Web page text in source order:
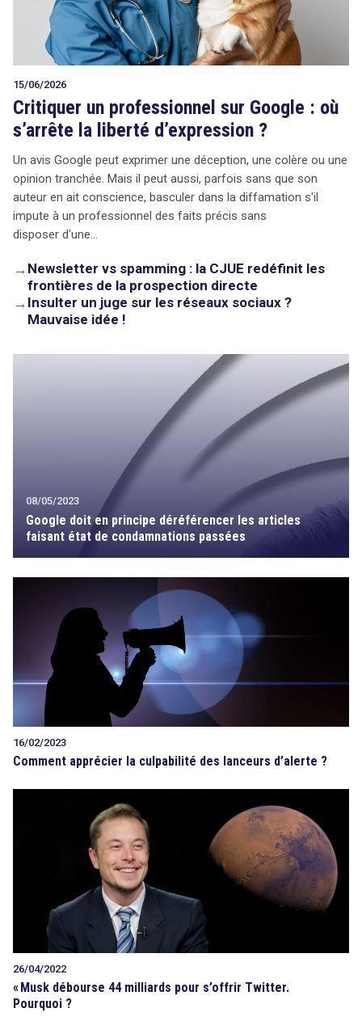
15/06/2026
Critiquer un professionnel sur Google : où
s’arrête la liberté d’expression ?
Un avis Google peut exprimer une déception, une colère ou une
opinion tranchée. Mais il peut aussi, parfois sans que son
auteur en ait conscience, basculer dans la diffamation s'il
impute à un professionnel des faits précis sans
disposer d'une…
→ Newsletter vs spamming : la CJUE redéfinit les
frontières de la prospection directe
→ Insulter un juge sur les réseaux sociaux ?
Mauvaise idée !
08/05/2023
Google doit en principe déréférencer les articles
faisant état de condamnations passées
16/02/2023
Comment apprécier la culpabilité des lanceurs d’alerte ?
26/04/2022
« Musk débourse 44 milliards pour s’offrir Twitter.
Pourquoi ?